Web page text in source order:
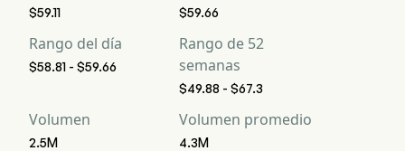
$59.11 $59.66
Rango del día
$58.81 - $59.66
Rango de 52
semanas
$49.88 - $67.3
Volumen
2.5M
Volumen promedio
4.3M